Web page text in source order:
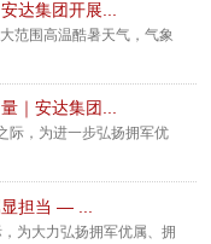
达集团开展...
范围高温酷暑天气，气象
｜安达集团...
际，为进一步弘扬拥军优
担当 — ...
为大力弘扬拥军优属、拥